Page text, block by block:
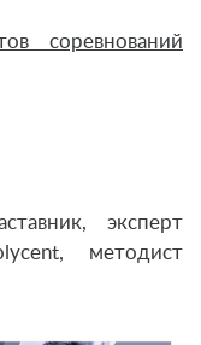
соревнований
эксперт
методист